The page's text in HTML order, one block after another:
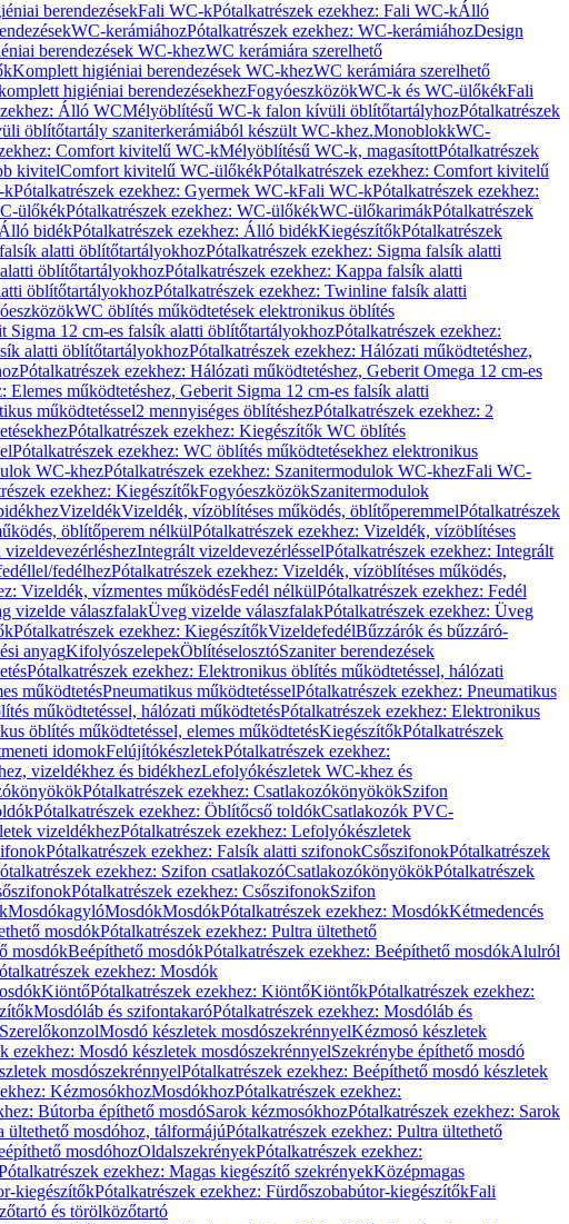
berendezésekFali WC-kPótalkatrészek ezekhez: Fali WC-kÁlló
WC-kerámiáhozPótalkatrészek ezekhez: WC-kerámiáhozDesign
berendezések WC-khezWC kerámiára szerelhető
Komplett higiéniai berendezések WC-khezWC kerámiára szerelhető
higiéniai berendezésekhezFogyóeszközökWC-k és WC-ülőkékFali
Álló WCMélyöblítésű WC-k falon kívüli öblítőtartályhozPótalkatrészek
öblítőtartály szaniterkerámiából készült WC-khez.MonoblokkWC-
Comfort kivitelű WC-kMélyöblítésű WC-k, magasítottPótalkatrészek
kivitelComfort kivitelű WC-ülőkékPótalkatrészek ezekhez: Comfort kivitelű
kPótalkatrészek ezekhez: Gyermek WC-kFali WC-kPótalkatrészek ezekhez:
ülőkékPótalkatrészek ezekhez: WC-ülőkékWC-ülőkarimákPótalkatrészek
Álló bidékPótalkatrészek ezekhez: Álló bidékKiegészítőkPótalkatrészek
alatti öblítőtartályokhozPótalkatrészek ezekhez: Sigma falsík alatti
öblítőtartályokhozPótalkatrészek ezekhez: Kappa falsík alatti
öblítőtartályokhozPótalkatrészek ezekhez: Twinline falsík alatti
WC öblítés működtetések elektronikus öblítés
Sigma 12 cm-es falsík alatti öblítőtartályokhozPótalkatrészek ezekhez:
alatti öblítőtartályokhozPótalkatrészek ezekhez: Hálózati működtetéshez,
Pótalkatrészek ezekhez: Hálózati működtetéshez, Geberit Omega 12 cm-es
Elemes működtetéshez, Geberit Sigma 12 cm-es falsík alatti
működtetéssel2 mennyiséges öblítéshezPótalkatrészek ezekhez: 2
Pótalkatrészek ezekhez: Kiegészítők WC öblítés
Pótalkatrészek ezekhez: WC öblítés működtetésekhez elektronikus
WC-khezPótalkatrészek ezekhez: Szanitermodulok WC-khezFali WC-
ezekhez: KiegészítőkFogyóeszközökSzanitermodulok
VizeldékVizeldék, vízöblítéses működés, öblítőperemmelPótalkatrészek
öblítőperem nélkülPótalkatrészek ezekhez: Vizeldék, vízöblítéses
Integrált vizeldevezérlésselPótalkatrészek ezekhez: Integrált
fedélhezPótalkatrészek ezekhez: Vizeldék, vízöblítéses működés,
Vizeldék, vízmentes működésFedél nélkülPótalkatrészek ezekhez: Fedél
vizelde válaszfalakÜveg vizelde válaszfalakPótalkatrészek ezekhez: Üveg
Pótalkatrészek ezekhez: KiegészítőkVizeldefedélBűzzárók és bűzzáró-
anyagKifolyószelepekÖblítéselosztóSzaniter berendezések
Pótalkatrészek ezekhez: Elektronikus öblítés működtetéssel, hálózati
működtetésPneumatikus működtetésselPótalkatrészek ezekhez: Pneumatikus
működtetéssel, hálózati működtetésPótalkatrészek ezekhez: Elektronikus
öblítés működtetéssel, elemes működtetésKiegészítőkPótalkatrészek
idomokFelújítókészletekPótalkatrészek ezekhez:
vizeldékhez és bidékhezLefolyókészletek WC-khez és
Pótalkatrészek ezekhez: CsatlakozókönyökökSzifon
Pótalkatrészek ezekhez: Öblítőcső toldókCsatlakozók PVC-
vizeldékhezPótalkatrészek ezekhez: Lefolyókészletek
Pótalkatrészek ezekhez: Falsík alatti szifonokCsőszifonokPótalkatrészek
ezekhez: Szifon csatlakozóCsatlakozókönyökökPótalkatrészek
Pótalkatrészek ezekhez: CsőszifonokSzifon
MosdókagylóMosdókMosdókPótalkatrészek ezekhez: MosdókKétmedencés
mosdókPótalkatrészek ezekhez: Pultra ültethető
mosdókBeépíthető mosdókPótalkatrészek ezekhez: Beépíthető mosdókAlulról
ezekhez: Mosdók
KiöntőPótalkatrészek ezekhez: KiöntőKiöntőkPótalkatrészek ezekhez:
Mosdóláb és szifontakaróPótalkatrészek ezekhez: Mosdóláb és
SzerelőkonzolMosdó készletek mosdószekrénnyelKézmosó készletek
ezekhez: Mosdó készletek mosdószekrénnyelSzekrénybe építhető mosdó
mosdószekrénnyelPótalkatrészek ezekhez: Beépíthető mosdó készletek
KézmosókhozMosdókhozPótalkatrészek ezekhez:
Bútorba építhető mosdóSarok kézmosókhozPótalkatrészek ezekhez: Sarok
ültethető mosdóhoz, tálformájúPótalkatrészek ezekhez: Pultra ültethető
mosdóhozOldalszekrényekPótalkatrészek ezekhez:
ezekhez: Magas kiegészítő szekrényekKözépmagas
kiegészítőkPótalkatrészek ezekhez: Fürdőszobabútor-kiegészítőkFali
és törölközőtartó